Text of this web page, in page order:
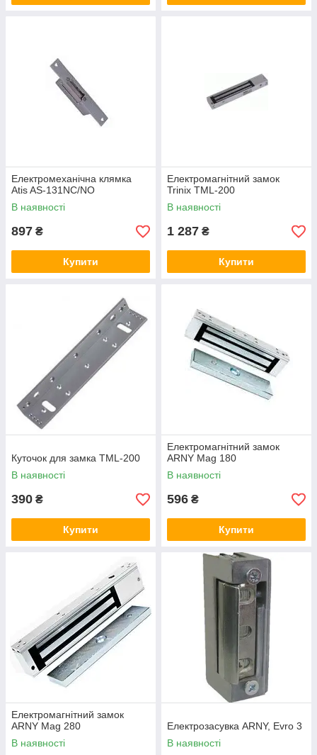
Електромеханічна клямка
Atis AS-131NC/NO
В наявності
897 ₴
Купити
Електромагнітний замок
Trinix TML-200
В наявності
1 287 ₴
Купити
Куточок для замка TML-200
В наявності
390 ₴
Купити
Електромагнітний замок
ARNY Mag 180
В наявності
596 ₴
Купити
Електромагнітний замок
ARNY Mag 280
В наявності
Електрозасувка ARNY, Evro 3
В наявності